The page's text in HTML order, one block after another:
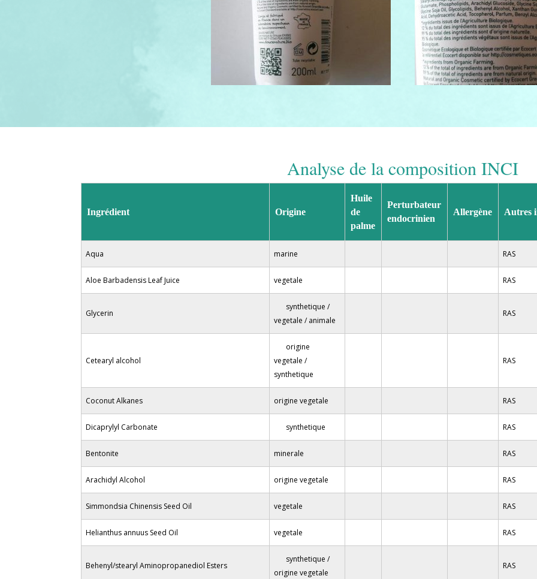
Analyse de la composition INCI
Ingrédient Origine
Huile
de
palme
Perturbateur
endocrinien
Allergène Autres
Aqua marine RAS
Aloe Barbadensis Leaf Juice vegetale RAS
Glycerin
synthetique /
vegetale / animale
RAS
Cetearyl alcohol
origine
vegetale /
synthetique
RAS
Coconut Alkanes origine vegetale RAS
Dicaprylyl Carbonate synthetique RAS
Bentonite minerale RAS
Arachidyl Alcohol origine vegetale RAS
Simmondsia Chinensis Seed Oil vegetale RAS
Helianthus annuus Seed Oil vegetale RAS
Behenyl/stearyl Aminopropanediol Esters
synthetique /
origine vegetale
RAS